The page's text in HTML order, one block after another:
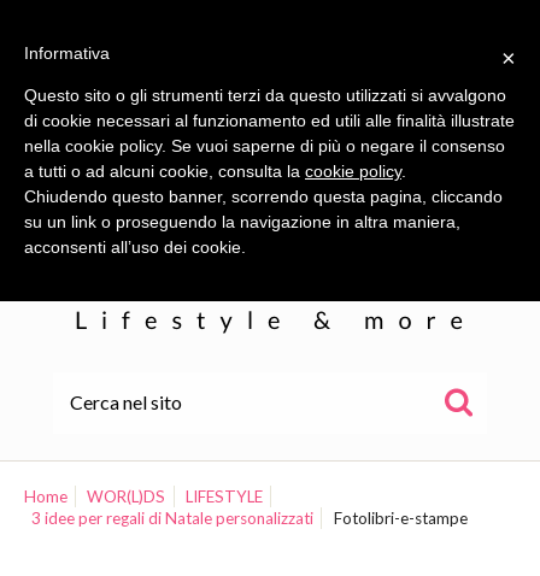
WOR(L)DS
Home WOR(L)DS
LIFESTYLE
3 idee per regali di Natale personalizzati
Fotolibri-e-stampe
×
Informativa
Questo sito o gli strumenti terzi da questo utilizzati si avvalgono
di cookie necessari al funzionamento ed utili alle finalità illustrate
nella cookie policy. Se vuoi saperne di più o negare il consenso
a tutti o ad alcuni cookie, consulta la cookie policy.
Chiudendo questo banner, scorrendo questa pagina, cliccando
su un link o proseguendo la navigazione in altra maniera,
acconsenti all’uso dei cookie.